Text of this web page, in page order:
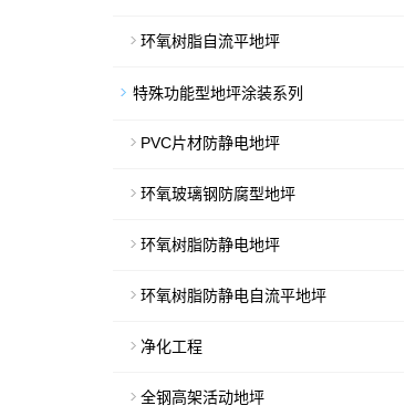
环氧树脂自流平地坪
特殊功能型地坪涂装系列
PVC片材防静电地坪
环氧玻璃钢防腐型地坪
环氧树脂防静电地坪
环氧树脂防静电自流平地坪
净化工程
全钢高架活动地坪